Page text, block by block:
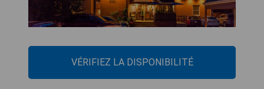
VÉRIFIEZ LA DISPONIBILITÉ